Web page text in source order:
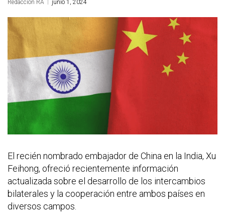
Redacción RA junio 1, 2024
El recién nombrado embajador de China en la India, Xu
Feihong, ofreció recientemente información
actualizada sobre el desarrollo de los intercambios
bilaterales y la cooperación entre ambos países en
diversos campos.